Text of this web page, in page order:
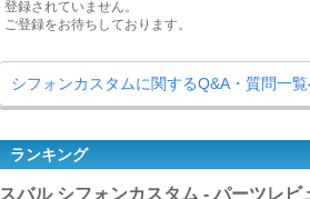
登録されていません。
ご登録をお待ちしております。
シフォンカスタムに関するQ&A・質問一
ランキング
スバル シフォンカスタム - パーツレビ